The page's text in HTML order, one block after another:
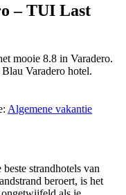
– TUI Last
mooie 8.8 in Varadero.
Varadero hotel.
Algemene vakantie
strandhotels van
beroert, is het